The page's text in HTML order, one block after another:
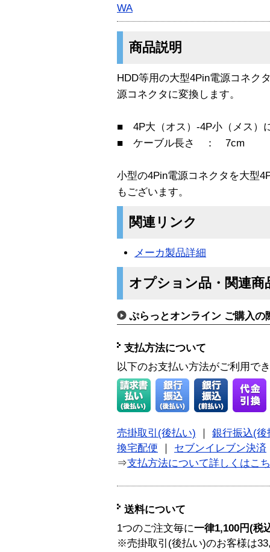
WA
商品説明
HDD等用の大型4Pin電源コネク
源コネクタに変換します。
■ 4P大（オス）-4P小（メス）
■ ケーブル長さ ： 7cm
小型の4Pin電源コネクタを大型
もございます。
関連リンク
メーカ製品詳細
オプション品・関連商
ぷらっとオンライン ご購入の
支払方法について
以下のお支払い方法がご利用で
売掛取引(後払い)
銀行振込(後
換宅配便
セブンイレブン決済
⇒支払方法について詳しくはこ
送料について
1つのご注文毎に一律1,100円(税
※売掛取引(後払い)のお客様は